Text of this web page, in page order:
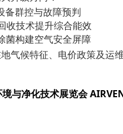
备群控与故障预判
收技术提升综合能效
菌构建空气安全屏障
气候特征、电价政策及运
与净化技术展览会